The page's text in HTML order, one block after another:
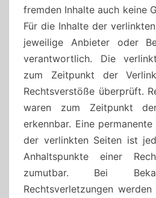
fremden Inhalte auch keine
Für die Inhalte der
jeweilige Anbieter oder
verantwortlich. Die
zum Zeitpunkt der
Rechtsverstöße überprüft.
waren zum Zeitpunkt
erkennbar. Eine
der verlinkten Seiten ist
Anhaltspunkte einer
zumutbar. Bei
Rechtsverletzungen